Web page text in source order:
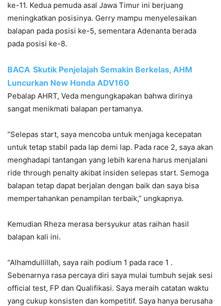
ke-11. Kedua pemuda asal Jawa Timur ini berjuang
meningkatkan posisinya. Gerry mampu menyelesaikan
balapan pada posisi ke-5, sementara Adenanta berada
pada posisi ke-8.
BACA Skutik Penjelajah Semakin Berkelas, AHM
Luncurkan New Honda ADV160
Pebalap AHRT, Veda mengungkapakan bahwa dirinya
sangat menikmati balapan pertamanya.
“Selepas start, saya mencoba untuk menjaga kecepatan
untuk tetap stabil pada lap demi lap. Pada race 2, saya akan
menghadapi tantangan yang lebih karena harus menjalani
ride through penalty akibat insiden selepas start. Semoga
balapan tetap dapat berjalan dengan baik dan saya bisa
mempertahankan penampilan terbaik,” ungkapnya.
Kemudian Rheza merasa bersyukur atas raihan hasil
balapan kali ini.
“Alhamdullillah, saya raih podium 1 pada race 1 .
Sebenarnya rasa percaya diri saya mulai tumbuh sejak sesi
official test, FP dan Qualifikasi. Saya meraih catatan waktu
yang cukup konsisten dan kompetitif. Saya hanya berusaha